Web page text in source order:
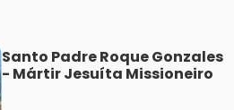
Santo Padre Roque Gonzales
- Mártir Jesuíta Missioneiro